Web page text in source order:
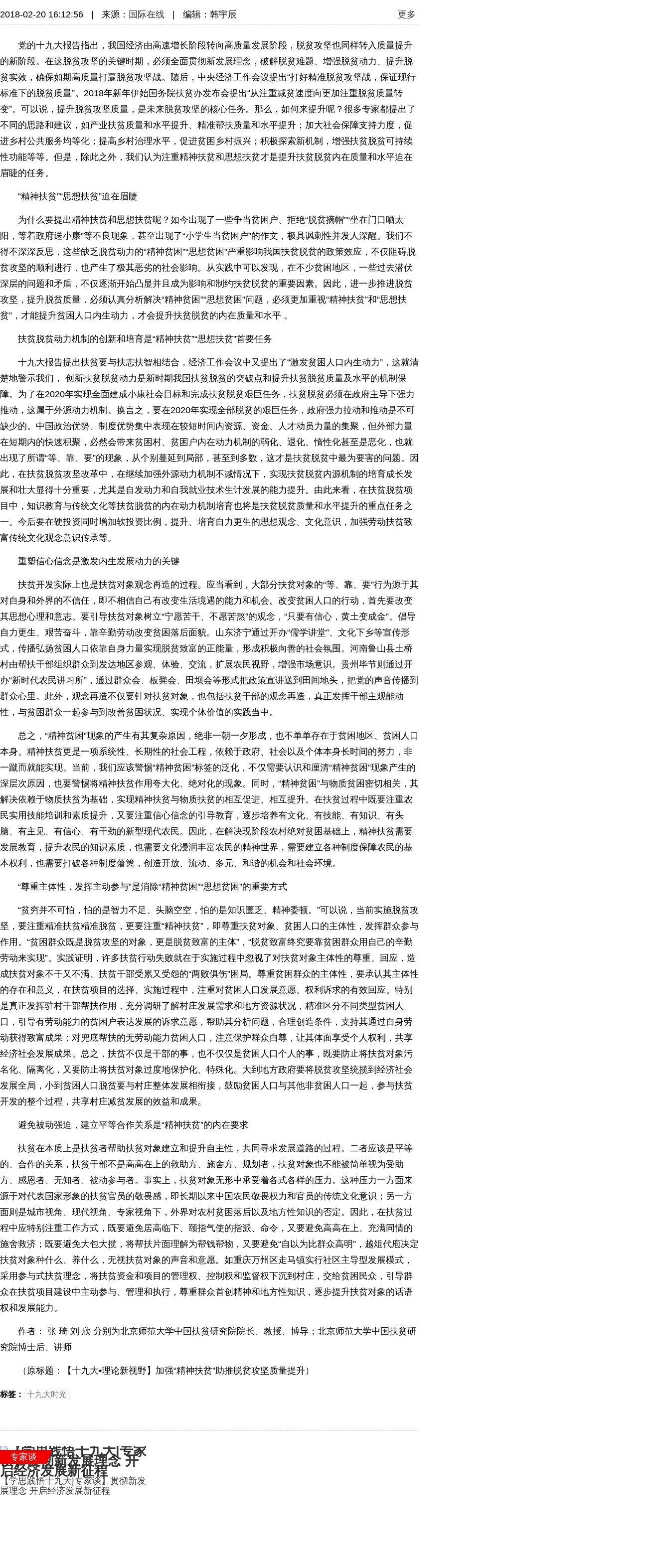
2018-02-20 16:12:56 来源： 国际在线 编辑：韩宇辰 更多
党的十九大报告指出，我国经济由高速增长阶段转向高质量发展阶段，脱贫攻坚也同样转入质量提升
的新阶段。在这脱贫攻坚的关键时期，必须全面贯彻新发展理念，破解脱贫难题、增强脱贫动力、提升脱
贫实效，确保如期高质量打赢脱贫攻坚战。随后，中央经济工作会议提出“打好精准脱贫攻坚战，保证现行
标准下的脱贫质量”。2018年新年伊始国务院扶贫办发布会提出“从注重减贫速度向更加注重脱贫质量转
变”。可以说，提升脱贫攻坚质量，是未来脱贫攻坚的核心任务。那么，如何来提升呢？很多专家都提出了
不同的思路和建议，如产业扶贫质量和水平提升、精准帮扶质量和水平提升；加大社会保障支持力度，促
进乡村公共服务均等化；提高乡村治理水平，促进贫困乡村振兴；积极探索新机制，增强扶贫脱贫可持续
性功能等等。但是，除此之外，我们认为注重精神扶贫和思想扶贫才是提升扶贫脱贫内在质量和水平迫在
眉睫的任务。
“精神扶贫”“思想扶贫”迫在眉睫
为什么要提出精神扶贫和思想扶贫呢？如今出现了一些争当贫困户、拒绝“脱贫摘帽”“坐在门口晒太
阳，等着政府送小康”等不良现象，甚至出现了“小学生当贫困户”的作文，极具讽刺性并发人深醒。我们不
得不深深反思，这些缺乏脱贫动力的“精神贫困”“思想贫困”严重影响我国扶贫脱贫的政策效应，不仅阻碍脱
贫攻坚的顺利进行，也产生了极其恶劣的社会影响。从实践中可以发现，在不少贫困地区，一些过去潜伏
深层的问题和矛盾，不仅逐渐开始凸显并且成为影响和制约扶贫脱贫的重要因素。因此，进一步推进脱贫
攻坚，提升脱贫质量，必须认真分析解决“精神贫困”“思想贫困”问题，必须更加重视“精神扶贫”和“思想扶
贫”，才能提升贫困人口内生动力，才会提升扶贫脱贫的内在质量和水平 。
扶贫脱贫动力机制的创新和培育是“精神扶贫”“思想扶贫”首要任务
十九大报告提出扶贫要与扶志扶智相结合，经济工作会议中又提出了“激发贫困人口内生动力”，这就清
楚地警示我们， 创新扶贫脱贫动力是新时期我国扶贫脱贫的突破点和提升扶贫脱贫质量及水平的机制保
障。为了在2020年实现全面建成小康社会目标和完成扶贫脱贫艰巨任务，扶贫脱贫必须在政府主导下强力
推动，这属于外源动力机制。换言之，要在2020年实现全部脱贫的艰巨任务，政府强力拉动和推动是不可
缺少的。中国政治优势、制度优势集中表现在较短时间内资源、资金、人才动员力量的集聚，但外部力量
在短期内的快速积聚，必然会带来贫困村、贫困户内在动力机制的弱化、退化、惰性化甚至是恶化，也就
出现了所谓“等、靠、要”的现象，从个别蔓延到局部，甚至到多数，这才是扶贫脱贫中最为要害的问题。因
此，在扶贫脱贫攻坚改革中，在继续加强外源动力机制不减情况下，实现扶贫脱贫内源机制的培育成长发
展和壮大显得十分重要，尤其是自发动力和自我就业技术生计发展的能力提升。由此来看，在扶贫脱贫项
目中，知识教育与传统文化等扶贫脱贫的内在动力机制培育也将是扶贫脱贫质量和水平提升的重点任务之
一。今后要在硬投资同时增加软投资比例，提升、培育自力更生的思想观念、文化意识，加强劳动扶贫致
富传统文化观念意识传承等。
重塑信心信念是激发内生发展动力的关键
扶贫开发实际上也是扶贫对象观念再造的过程。应当看到，大部分扶贫对象的“等、靠、要”行为源于其
对自身和外界的不信任，即不相信自己有改变生活境遇的能力和机会。改变贫困人口的行动，首先要改变
其思想心理和意志。要引导扶贫对象树立“宁愿苦干、不愿苦熬”的观念，“只要有信心，黄土变成金”。倡导
自力更生、艰苦奋斗，靠辛勤劳动改变贫困落后面貌。山东济宁通过开办“儒学讲堂”、文化下乡等宣传形
式，传播弘扬贫困人口依靠自身力量实现脱贫致富的正能量，形成积极向善的社会氛围。河南鲁山县土桥
村由帮扶干部组织群众到发达地区参观、体验、交流，扩展农民视野，增强市场意识。贵州毕节则通过开
办“新时代农民讲习所”，通过群众会、板凳会、田坝会等形式把政策宣讲送到田间地头，把党的声音传播到
群众心里。此外，观念再造不仅要针对扶贫对象，也包括扶贫干部的观念再造，真正发挥干部主观能动
性，与贫困群众一起参与到改善贫困状况、实现个体价值的实践当中。
总之，“精神贫困”现象的产生有其复杂原因，绝非一朝一夕形成，也不单单存在于贫困地区、贫困人口
本身。精神扶贫更是一项系统性、长期性的社会工程，依赖于政府、社会以及个体本身长时间的努力，非
一蹴而就能实现。当前，我们应该警惕“精神贫困”标签的泛化，不仅需要认识和厘清“精神贫困”现象产生的
深层次原因，也要警惕将精神扶贫作用夸大化、绝对化的现象。同时，“精神贫困”与物质贫困密切相关，其
解决依赖于物质扶贫为基础，实现精神扶贫与物质扶贫的相互促进、相互提升。在扶贫过程中既要注重农
民实用技能培训和素质提升，又要注重信心信念的引导教育，逐步培养有文化、有技能、有知识、有头
脑、有主见、有信心、有干劲的新型现代农民。因此，在解决现阶段农村绝对贫困基础上，精神扶贫需要
发展教育，提升农民的知识素质，也需要文化浸润丰富农民的精神世界，需要建立各种制度保障农民的基
本权利，也需要打破各种制度藩篱，创造开放、流动、多元、和谐的机会和社会环境。
“尊重主体性，发挥主动参与”是消除“精神贫困”“思想贫困”的重要方式
“贫穷并不可怕，怕的是智力不足、头脑空空，怕的是知识匮乏、精神委顿。”可以说，当前实施脱贫攻
坚，要注重精准扶贫精准脱贫，更要注重“精神扶贫”，即尊重扶贫对象、贫困人口的主体性，发挥群众参与
作用。“贫困群众既是脱贫攻坚的对象，更是脱贫致富的主体”，“脱贫致富终究要靠贫困群众用自己的辛勤
劳动来实现”。实践证明，许多扶贫行动失败就在于实施过程中忽视了对扶贫对象主体性的尊重、回应，造
成扶贫对象不干又不满、扶贫干部受累又受怨的“两败俱伤”困局。尊重贫困群众的主体性，要承认其主体性
的存在和意义，在扶贫项目的选择、实施过程中，注重对贫困人口发展意愿、权利诉求的有效回应。特别
是真正发挥驻村干部帮扶作用，充分调研了解村庄发展需求和地方资源状况，精准区分不同类型贫困人
口，引导有劳动能力的贫困户表达发展的诉求意愿，帮助其分析问题，合理创造条件，支持其通过自身劳
动获得致富成果；对兜底帮扶的无劳动能力贫困人口，注意保护群众自尊，让其体面享受个人权利，共享
经济社会发展成果。总之，扶贫不仅是干部的事，也不仅仅是贫困人口个人的事，既要防止将扶贫对象污
名化、隔离化，又要防止将扶贫对象过度地保护化、特殊化。大到地方政府要将脱贫攻坚统揽到经济社会
发展全局，小到贫困人口脱贫要与村庄整体发展相衔接，鼓励贫困人口与其他非贫困人口一起，参与扶贫
开发的整个过程，共享村庄减贫发展的效益和成果。
避免被动强迫，建立平等合作关系是“精神扶贫”的内在要求
扶贫在本质上是扶贫者帮助扶贫对象建立和提升自主性，共同寻求发展道路的过程。二者应该是平等
的、合作的关系，扶贫干部不是高高在上的救助方、施舍方、规划者，扶贫对象也不能被简单视为受助
方、感恩者、无知者、被动参与者。事实上，扶贫对象无形中承受着各式各样的压力。这种压力一方面来
源于对代表国家形象的扶贫官员的敬畏感，即长期以来中国农民敬畏权力和官员的传统文化意识；另一方
面则是城市视角、现代视角、专家视角下，外界对农村贫困落后以及地方性知识的否定。因此，在扶贫过
程中应特别注重工作方式，既要避免居高临下、颐指气使的指派、命令，又要避免高高在上、充满同情的
施舍救济；既要避免大包大揽，将帮扶片面理解为帮钱帮物，又要避免“自以为比群众高明”，越俎代庖决定
扶贫对象种什么、养什么，无视扶贫对象的声音和意愿。如重庆万州区走马镇实行社区主导型发展模式，
采用参与式扶贫理念，将扶贫资金和项目的管理权、控制权和监督权下沉到村庄，交给贫困民众，引导群
众在扶贫项目建设中主动参与、管理和执行，尊重群众首创精神和地方性知识，逐步提升扶贫对象的话语
权和发展能力。
作者： 张 琦 刘 欣 分别为北京师范大学中国扶贫研究院院长、教授、博导；北京师范大学中国扶贫研
究院博士后、讲师
（原标题：【十九大•理论新视野】加强“精神扶贫”助推脱贫攻坚质量提升）
标签： 十九大时光
专家谈
【学思践悟十九大|专家谈】贯彻新发
展理念 开启经济发展新征程